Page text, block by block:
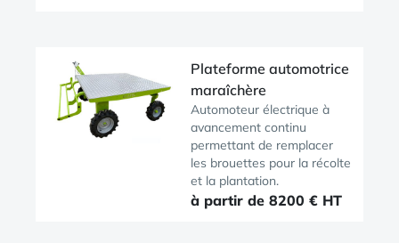
Plateforme automotrice
maraîchère
Automoteur électrique à
avancement continu
permettant de remplacer
les brouettes pour la récolte
et la plantation.
à partir de 8200 € HT